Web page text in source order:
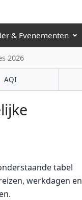
& Evenementen
2026
AQI
tabel
werkdagen en